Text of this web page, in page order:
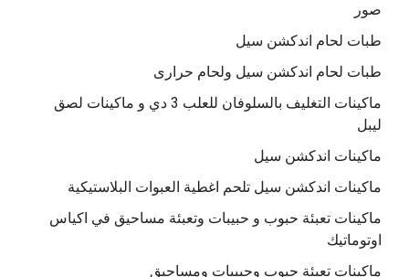
صور
طبات لحام اندكشن سيل
طبات لحام اندكشن سيل ولحام حرارى
ماكينات التغليف بالسلوفان للعلب 3 دي و ماكينات لصق
ليبل
ماكينات اندكشن سيل
ماكينات اندكشن سيل تلحم اغطية العبوات البلاستيكية
ماكينات تعبئة حبوب و حبيبات وتعبئة مساحيق في اكياس
اوتوماتيك
ماكينات تعبئة حبوب وحبيبات ومساحيق